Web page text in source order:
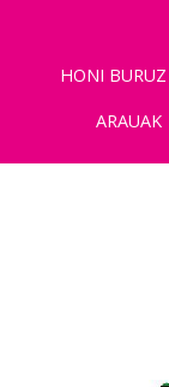
HONI BURUZ
ARAUAK